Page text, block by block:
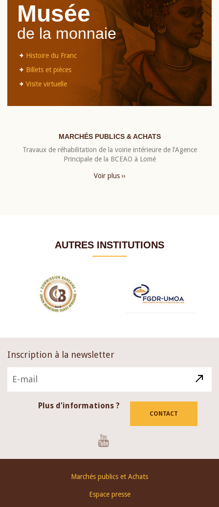
Musée
de la monnaie
Histoire du Franc
Billets et pièces
Visite virtuelle
MARCHÉS PUBLICS & ACHATS
Travaux de réhabilitation de la voirie intérieure de l’Agence
Principale de la BCEAO à Lomé
Voir plus ››
AUTRES INSTITUTIONS
Inscription à la newsletter
Plus d'informations ?
CONTACT
Marchés publics et Achats
Espace presse